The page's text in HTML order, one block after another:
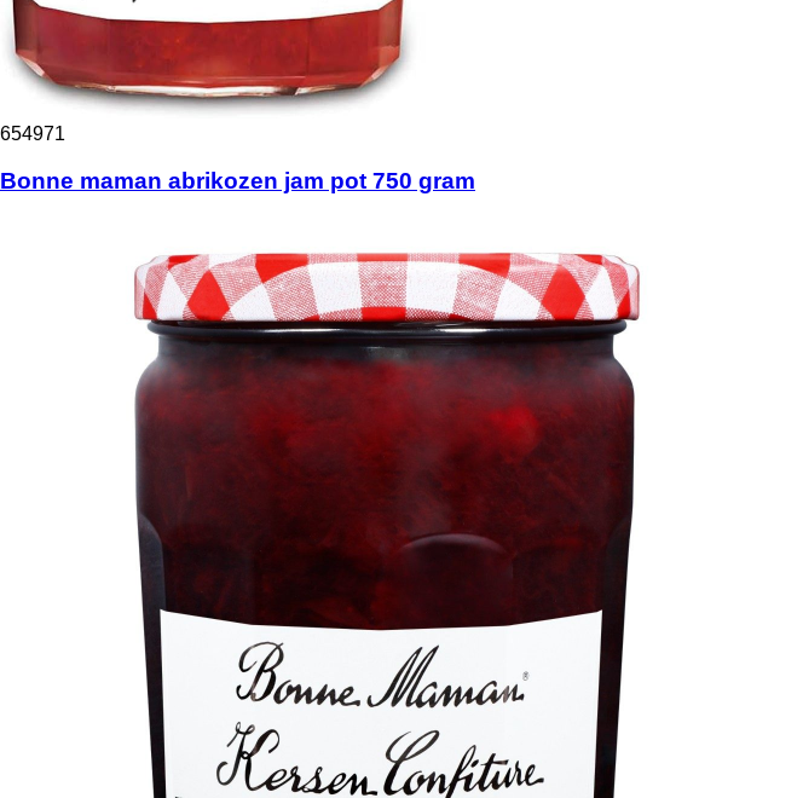
654971
Bonne maman abrikozen jam pot 750 gram